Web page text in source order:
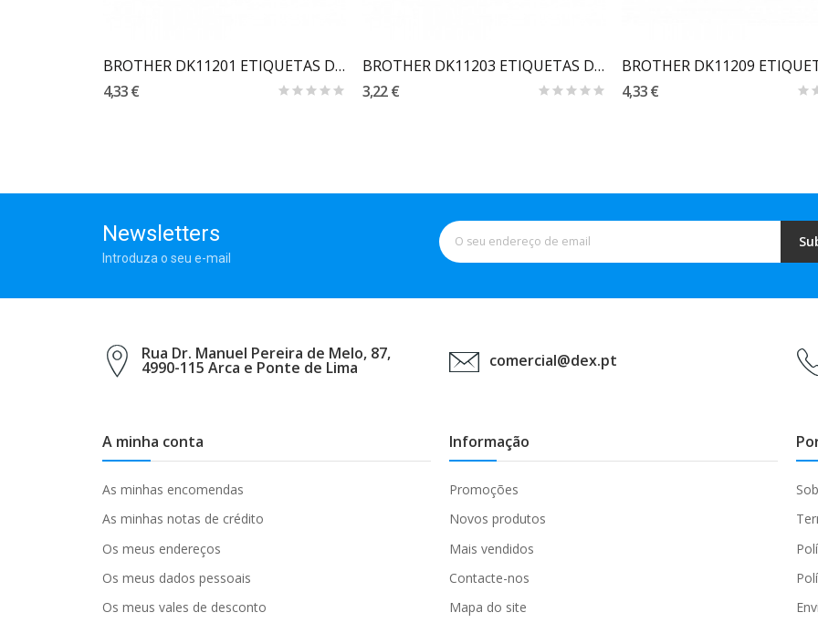
BROTHER DK11201 ETIQUETAS DE PAPEL TÉRMICO...
4,33 €
BROTHER DK11203 ETIQUETAS DE PAPEL TÉRMICO...
3,22 €
4,33 €
Newsletters
Introduza o seu e-mail
Rua Dr. Manuel Pereira de Melo, 87,
4990-115 Arca e Ponte de Lima comercial@dex.pt
A minha conta
As minhas encomendas
As minhas notas de crédito
Os meus endereços
Os meus dados pessoais
Os meus vales de desconto
Informação
Promoções
Novos produtos
Mais vendidos
Contacte-nos
Mapa do site